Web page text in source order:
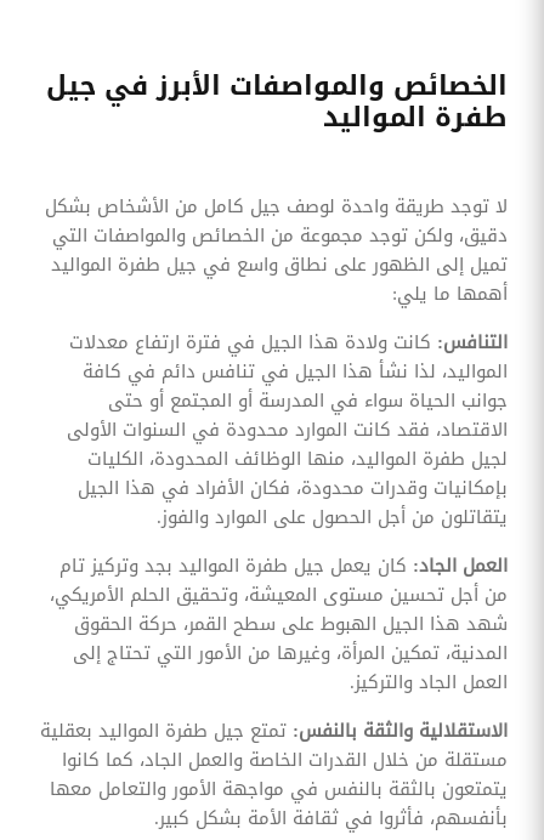
الخصائص والمواصفات الأبرز في جيل
طفرة المواليد
لا توجد طريقة واحدة لوصف جيل كامل من الأشخاص بشكل
دقيق، ولكن توجد مجموعة من الخصائص والمواصفات التي
تميل إلى الظهور على نطاق واسع في جيل طفرة المواليد
أهمها ما يلي:
التنافس: كانت ولادة هذا الجيل في فترة ارتفاع معدلات
المواليد، لذا نشأ هذا الجيل في تنافس دائم في كافة
جوانب الحياة سواء في المدرسة أو المجتمع أو حتى
الاقتصاد، فقد كانت الموارد محدودة في السنوات الأولى
لجيل طفرة المواليد، منها الوظائف المحدودة، الكليات
بإمكانيات وقدرات محدودة، فكان الأفراد في هذا الجيل
يتقاتلون من أجل الحصول على الموارد والفوز.
العمل الجاد: كان يعمل جيل طفرة المواليد بجد وتركيز تام
من أجل تحسين مستوى المعيشة، وتحقيق الحلم الأمريكي،
شهد هذا الجيل الهبوط على سطح القمر، حركة الحقوق
المدنية، تمكين المرأة، وغيرها من الأمور التي تحتاج إلى
العمل الجاد والتركيز.
الاستقلالية والثقة بالنفس: تمتع جيل طفرة المواليد بعقلية
مستقلة من خلال القدرات الخاصة والعمل الجاد، كما كانوا
يتمتعون بالثقة بالنفس في مواجهة الأمور والتعامل معها
بأنفسهم، فأثروا في ثقافة الأمة بشكل كبير.